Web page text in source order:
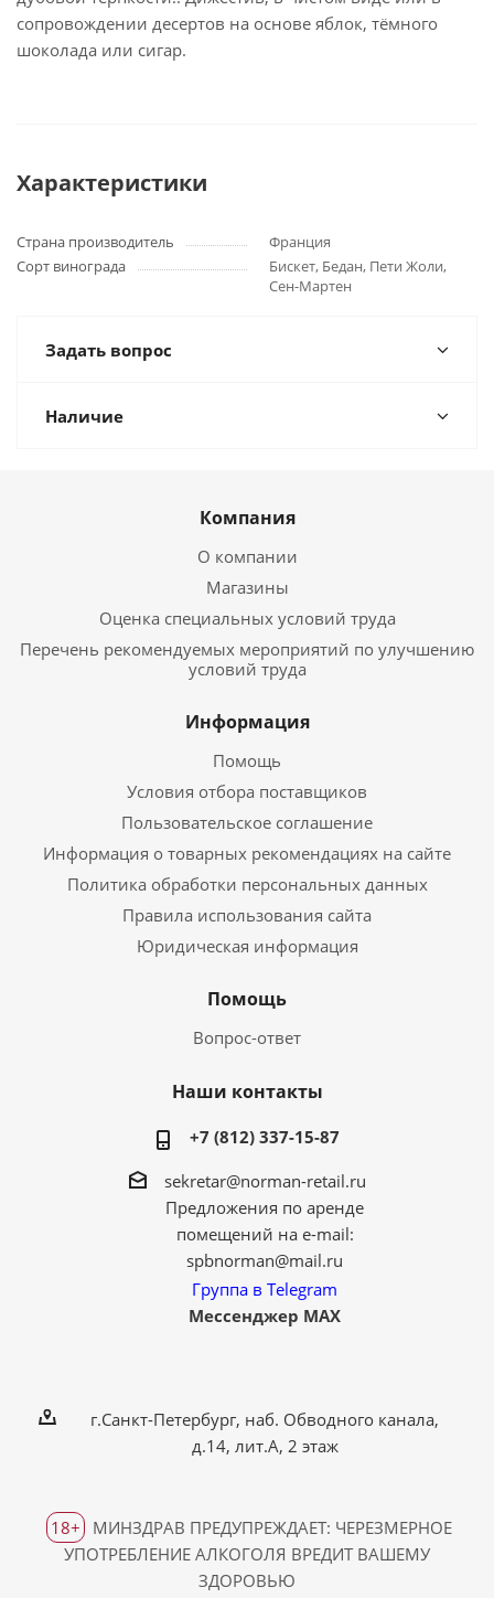
сопровождении десертов на основе яблок, тёмного
шоколада или сигар.
Характеристики
Страна производитель
Франция
Сорт винограда
Бискет, Бедан, Пети Жоли,
Сен-Мартен
Задать вопрос
Наличие
Компания
О компании
Магазины
Оценка специальных условий труда
Перечень рекомендуемых мероприятий по улучшению
условий труда
Информация
Помощь
Условия отбора поставщиков
Пользовательское соглашение
Информация о товарных рекомендациях на сайте
Политика обработки персональных данных
Правила использования сайта
Юридическая информация
Помощь
Вопрос-ответ
Наши контакты
+7 (812) 337-15-87
sekretar@norman-retail.ru
Предложения по аренде
помещений на e-mail:
spbnorman@mail.ru
Группа в Telegram
Мессенджер MAX
г.Санкт-Петербург, наб. Обводного канала,
д.14, лит.А, 2 этаж
18+
МИНЗДРАВ ПРЕДУПРЕЖДАЕТ: ЧЕРЕЗМЕРНОЕ
УПОТРЕБЛЕНИЕ АЛКОГОЛЯ ВРЕДИТ ВАШЕМУ
ЗДОРОВЬЮ